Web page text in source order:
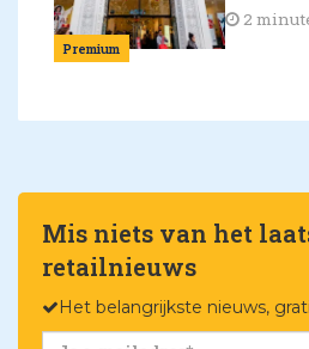
Premium
2
Mis niets van het
retailnieuws
Het belangrijkste nieuws,